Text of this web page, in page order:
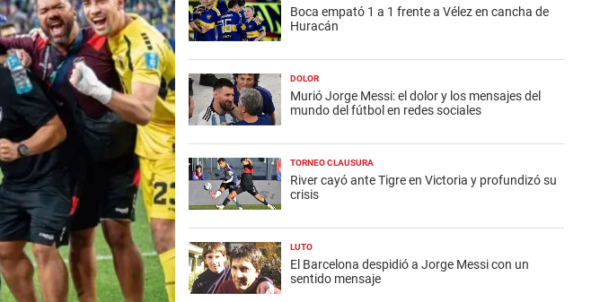
Boca empató 1 a 1 frente a Vélez en cancha de
Huracán
DOLOR
Murió Jorge Messi: el dolor y los mensajes del
mundo del fútbol en redes sociales
TORNEO CLAUSURA
River cayó ante Tigre en Victoria y profundizó su
crisis
LUTO
El Barcelona despidió a Jorge Messi con un
sentido mensaje